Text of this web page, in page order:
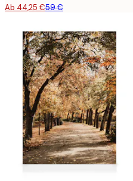
Ab 44,25 €59 €